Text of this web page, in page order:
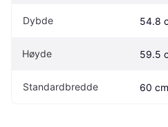
Dybde 54.8
Høyde 59.5
Standardbredde 60 cm